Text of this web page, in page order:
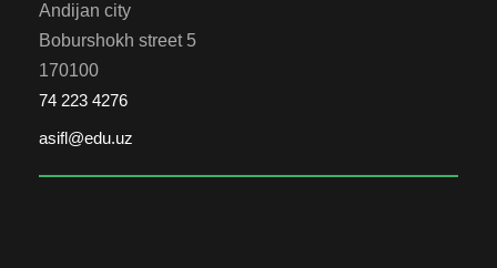
Andijan city
Boburshokh street 5
170100
74 223 4276
asifl@edu.uz